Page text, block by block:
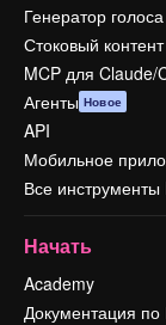
Генератор
Стоковый контент
MCP для Claude/
Агенты Новое
API
Мобильное
Все
Начать
Academy
Документация